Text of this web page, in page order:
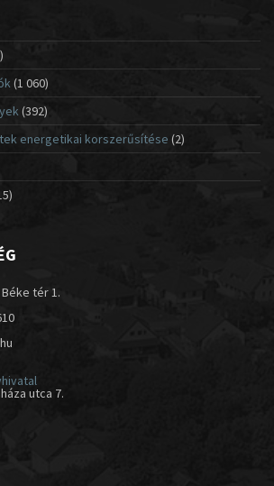
(1 060)
(392)
energetikai korszerűsítése (2)
tér 1.
utca 7.